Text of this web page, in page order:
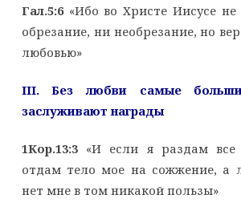
Гал.5:6«Ибо во Христе Иисусе
обрезание, ни необрезание, но
любовью»
III. Без любви самые
заслуживают награды
1Кор.13:3«И если я раздам
отдам тело мое на сожжение, а
нет мне в том никакой пользы»